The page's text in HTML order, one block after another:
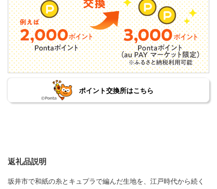
ポイント交換所はこちら
返礼品説明
坂井市で和紙の糸とキュプラで編んだ生地を、江戸時代から続く